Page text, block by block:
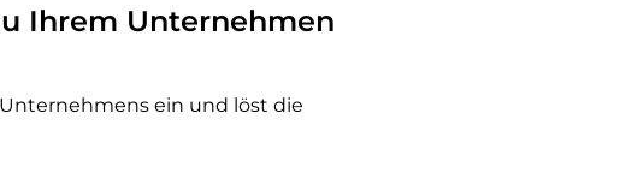
Ihrem Unternehmen
ein und löst die